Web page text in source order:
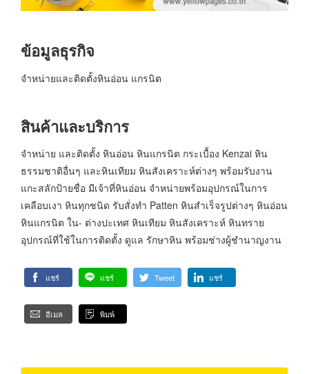
ข้อมูลธุรกิจ
จำหน่ายและติดตั้งหินอ่อน แกรนิต
สินค้าและบริการ
จำหน่าย และติดตั้ง หินอ่อน หินแกรนิต กระเบื้อง Kenzai หิน
ธรรมชาติอื่นๆ และหินเทียม หินสังเคราะห์ต่างๆ พร้อมรับงาน
แกะสลักป้ายชื่อ มีเจ้าที่หินอ่อน จำหน่ายพร้อมอุปกรณ์ในการ
เคลือบเงา หินทุกชนิด รับสั่งทำ Patten หินสำเร็จรูปต่างๆ หินอ่อน
หินแกรนิต ใน- ต่างปะเทศ หินเทียม หินสังเคราะห์ หินทราย
อุปกรณ์ที่ใช้ในการติดตั้ง ดูแล รักษาหิน พร้อมช่างผู้ชำนาญงาน
แชร์ แชร์ Tweet แชร์
อีเมล พิมพ์